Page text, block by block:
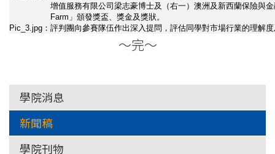
增值服務有限公司梁志豪博士及（右一）澳洲及新西蘭保險與
Farm」頒發獎盃、獎金及獎狀。
Pic_3.jpg： 評判團向參賽隊伍作出深入提問，評估同學對市場行業的理解
～完～
學院消息
新聞稿
學院刊物